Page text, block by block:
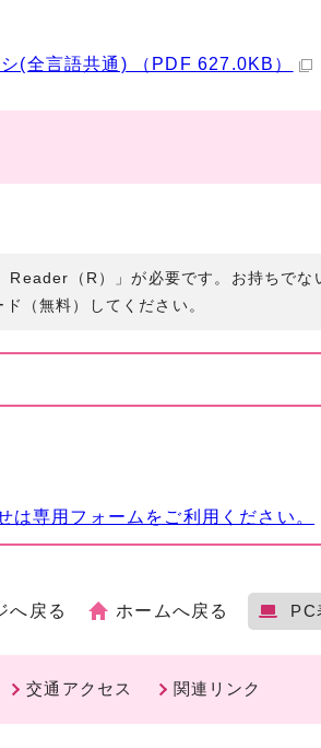
(全言語共通) （PDF 627.0KB）
（R）」が必要です。お持ちでな
（無料）してください。
専用フォームをご利用ください。
へ戻る ホームへ戻る PC
交通アクセス 関連リンク